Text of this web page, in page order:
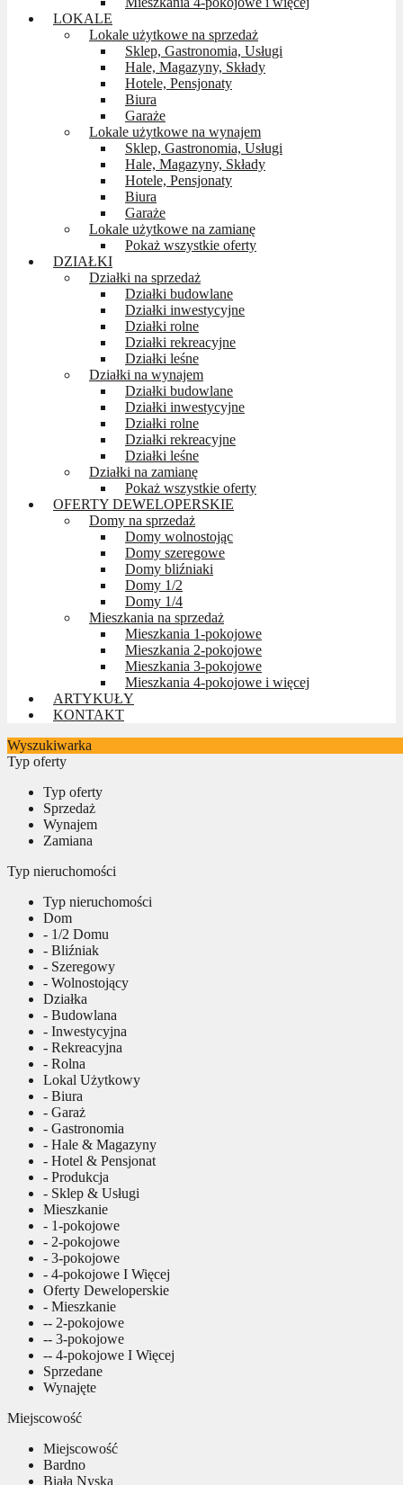
LOKALE
Lokale użytkowe na sprzedaż
Sklep, Gastronomia, Usługi
Hale, Magazyny, Składy
Hotele, Pensjonaty
Biura
Garaże
Lokale użytkowe na wynajem
Sklep, Gastronomia, Usługi
Hale, Magazyny, Składy
Hotele, Pensjonaty
Biura
Garaże
Lokale użytkowe na zamianę
Pokaż wszystkie oferty
DZIAŁKI
Działki na sprzedaż
Działki budowlane
Działki inwestycyjne
Działki rolne
Działki rekreacyjne
Działki leśne
Działki na wynajem
Działki budowlane
Działki inwestycyjne
Działki rolne
Działki rekreacyjne
Działki leśne
Działki na zamianę
Pokaż wszystkie oferty
OFERTY DEWELOPERSKIE
Domy na sprzedaż
Domy wolnostojąc
Domy szeregowe
Domy bliźniaki
Domy 1/2
Domy 1/4
Mieszkania na sprzedaż
Mieszkania 1-pokojowe
Mieszkania 2-pokojowe
Mieszkania 3-pokojowe
Mieszkania 4-pokojowe i więcej
ARTYKUŁY
KONTAKT
Wyszukiwarka
Typ oferty
Typ oferty
Sprzedaż
Wynajem
Zamiana
Typ nieruchomości
Typ nieruchomości
Dom
- 1/2 Domu
- Bliźniak
- Szeregowy
- Wolnostojący
Działka
- Budowlana
- Inwestycyjna
- Rekreacyjna
- Rolna
Lokal Użytkowy
- Biura
- Garaż
- Gastronomia
- Hale & Magazyny
- Hotel & Pensjonat
- Produkcja
- Sklep & Usługi
Mieszkanie
- 1-pokojowe
- 2-pokojowe
- 3-pokojowe
- 4-pokojowe I Więcej
Oferty Deweloperskie
- Mieszkanie
-- 2-pokojowe
-- 3-pokojowe
-- 4-pokojowe I Więcej
Sprzedane
Wynajęte
Miejscowość
Miejscowość
Bardno
Biała Nyska